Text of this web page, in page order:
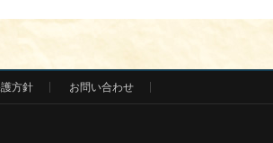
方針 お問い合わせ